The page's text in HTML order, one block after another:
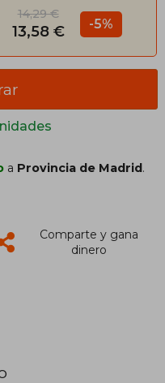
14,29 €
13,58 € -5%
a Provincia de Madrid.
Comparte y gana
dinero